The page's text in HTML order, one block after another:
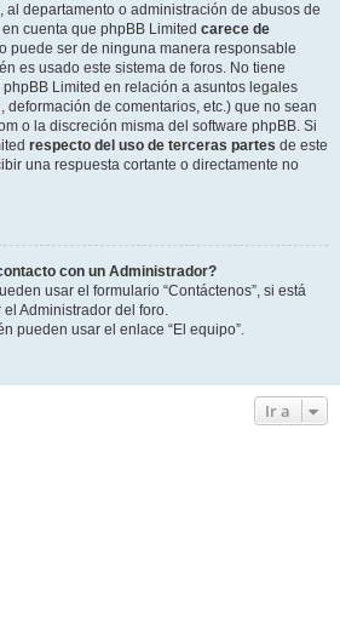
al departamento o administración de abusos de
cuenta que phpBB Limited carece de
puede ser de ninguna manera responsable
es usado este sistema de foros. No tiene
Limited en relación a asuntos legales
de comentarios, etc.) que no sean
o la discreción misma del software phpBB. Si
respecto del uso de terceras partes de este
una respuesta cortante o directamente no
con un Administrador?
usar el formulario “Contáctenos”, si está
Administrador del foro.
pueden usar el enlace “El equipo”.
Ir a